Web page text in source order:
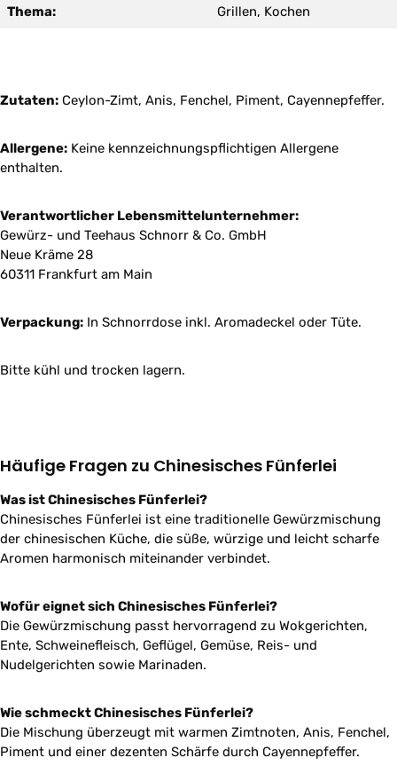
Thema: Grillen, Kochen
Zutaten: Ceylon-Zimt, Anis, Fenchel, Piment, Cayennepfeffer.
Allergene: Keine kennzeichnungspflichtigen Allergene
enthalten.
Verantwortlicher Lebensmittelunternehmer:
Gewürz- und Teehaus Schnorr & Co. GmbH
Neue Kräme 28
60311 Frankfurt am Main
Verpackung: In Schnorrdose inkl. Aromadeckel oder Tüte.
Bitte kühl und trocken lagern.
Häufige Fragen zu Chinesisches Fünferlei
Was ist Chinesisches Fünferlei?
Chinesisches Fünferlei ist eine traditionelle Gewürzmischung
der chinesischen Küche, die süße, würzige und leicht scharfe
Aromen harmonisch miteinander verbindet.
Wofür eignet sich Chinesisches Fünferlei?
Die Gewürzmischung passt hervorragend zu Wokgerichten,
Ente, Schweinefleisch, Geflügel, Gemüse, Reis- und
Nudelgerichten sowie Marinaden.
Wie schmeckt Chinesisches Fünferlei?
Die Mischung überzeugt mit warmen Zimtnoten, Anis, Fenchel,
Piment und einer dezenten Schärfe durch Cayennepfeffer.